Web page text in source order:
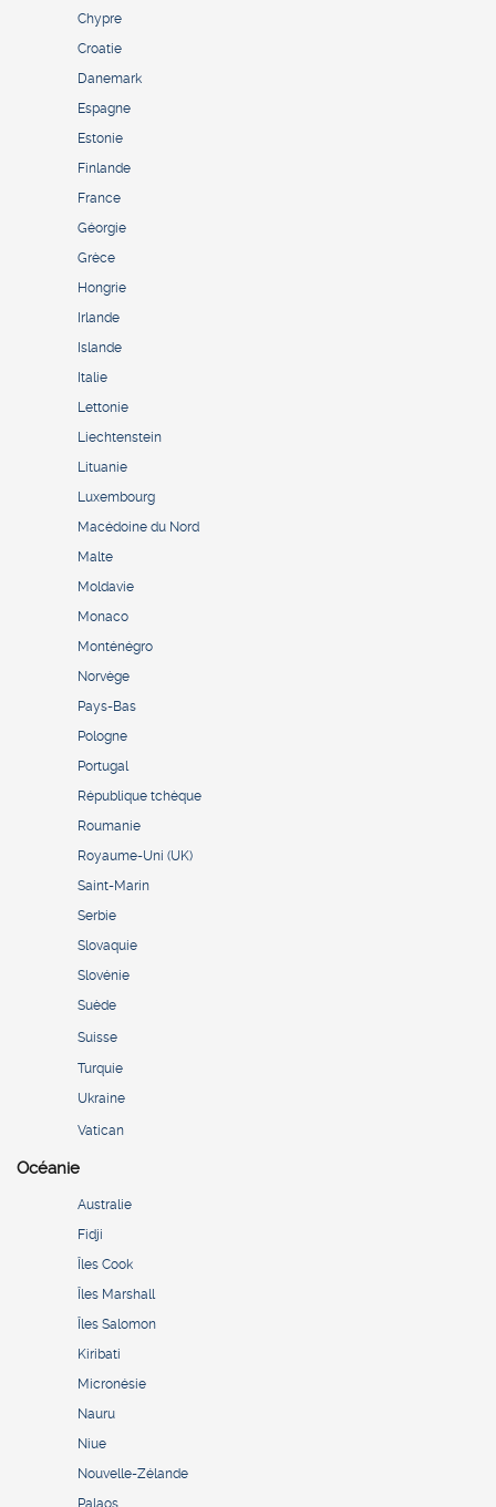
Chypre
Croatie
Danemark
Espagne
Estonie
Finlande
France
Géorgie
Grèce
Hongrie
Irlande
Islande
Italie
Lettonie
Liechtenstein
Lituanie
Luxembourg
Macédoine du Nord
Malte
Moldavie
Monaco
Monténégro
Norvège
Pays-Bas
Pologne
Portugal
République tchèque
Roumanie
Royaume-Uni (UK)
Saint-Marin
Serbie
Slovaquie
Slovénie
Suède
Suisse
Turquie
Ukraine
Vatican
Océanie
Australie
Fidji
Îles Cook
Îles Marshall
Îles Salomon
Kiribati
Micronésie
Nauru
Niue
Nouvelle-Zélande